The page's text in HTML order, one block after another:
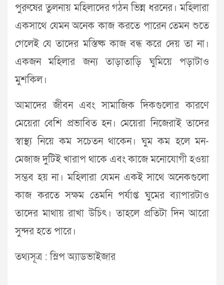
পুরুষের তুলনায় মহিলাদের গঠন ভিন্ন ধরনের। মহিলারা
একসাথে যেমন অনেক কাজ করতে পারেন তেমন শুতে
গেলেই যে তাদের মস্তিষ্ক কাজ বন্ধ করে দেয় তা না।
একজন মহিলার জন্য তাড়াতাড়ি ঘুমিয়ে পড়াটাও
মুশকিল।
আমাদের জীবন এবং সামাজিক দিকগুলোর কারণে
মেয়েরা বেশি প্রভাবিত হন। মেয়েরা নিজেরাই তাদের
স্বাস্থ্য নিয়ে কম সচেতন থাকেন। ঘুম কম হলে মন-
মেজাজ দুটিই খারাপ থাকে এবং কাজে মনোযোগী হওয়া
সম্ভব হয় না। মহিলারা যেমন একই সাথে অনেকগুলো
কাজ করতে সক্ষম তেমনি পর্যাপ্ত ঘুমের ব্যাপারটাও
তাদের মাথায় রাখা উচিৎ। তাহলে প্রতিটা দিন আরো
সুন্দর হতে পারে।
তথ্যসূত্র : স্লিপ অ্যাডভাইজার